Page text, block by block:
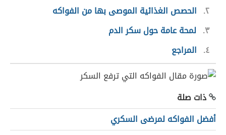
٢ الحصص الغذائية الموصى بها من الفواكه
٣ لمحة عامة حول سكر الدم
٤
المراجع
ذات صلة
أفضل الفواكه لمرضى السكري